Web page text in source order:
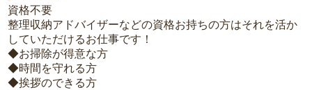
資格不要
整理収納アドバイザーなどの資格お持ちの方はそれを活か
していただけるお仕事です！
◆お掃除が得意な方
◆時間を守れる方
◆挨拶のできる方